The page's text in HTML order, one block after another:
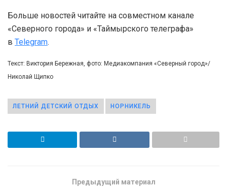
Больше новостей читайте на совместном канале
«Северного города» и «Таймырского телеграфа»
в Telegram.
Текст: Виктория Бережная, фото: Медиакомпания «Северный город»/
Николай Щипко
ЛЕТНИЙ ДЕТСКИЙ ОТДЫХ НОРНИКЕЛЬ
Предыдущий материал